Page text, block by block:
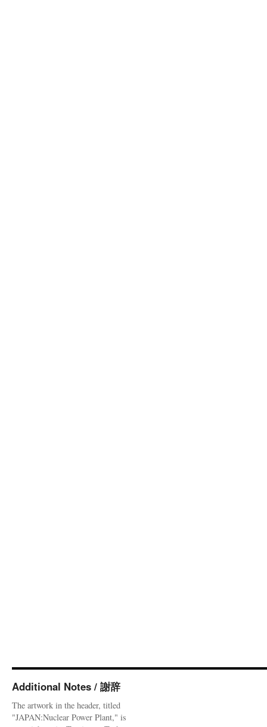
Additional Notes / 謝辞
The artwork in the header, titled
"JAPAN:Nuclear Power Plant," is